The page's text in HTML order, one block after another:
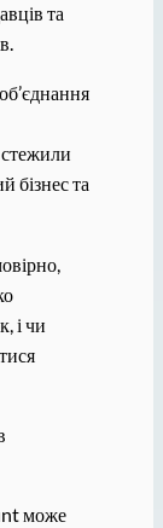
та
стежили
бізнес та
і чи
може